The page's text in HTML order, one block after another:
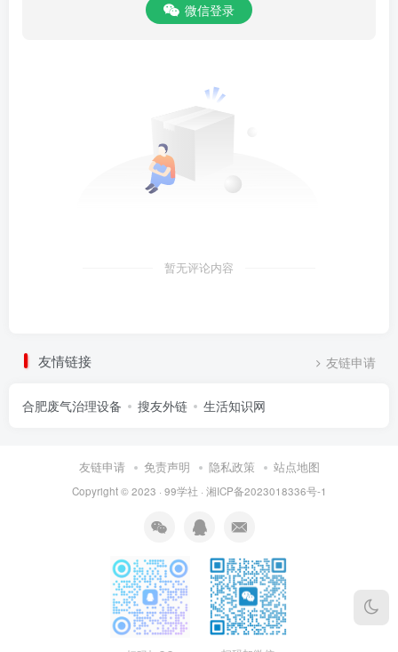
微信登录
暂无评论内容
友情链接 友链申请
合肥废气治理设备 搜友外链 生活知识网
友链申请 免责声明 隐私政策 站点地图
Copyright © 2023 · 99学社 · 湘ICP备2023018336号-1